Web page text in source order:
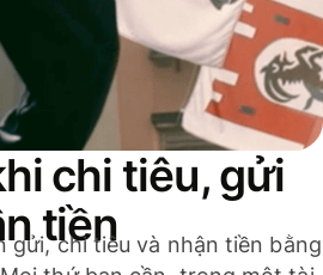
chi tiêu, gửi
tiền
gửi, chi tiêu và nhận tiền bằng